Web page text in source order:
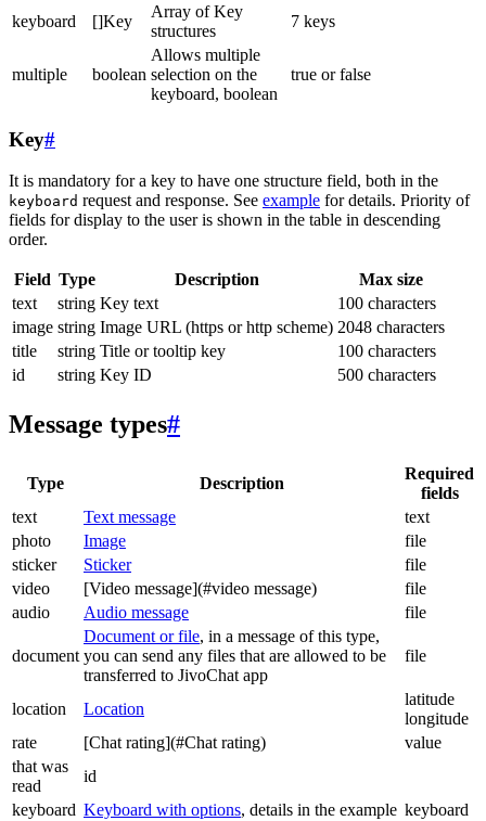
keyboard []Key
Array of Key
structures
7 keys
multiple boolean
Allows multiple
selection on the
keyboard, boolean
true or false
Key#
It is mandatory for a key to have one structure field, both in the
keyboard request and response. See example for details. Priority of
fields for display to the user is shown in the table in descending
order.
Field Type Description
Max size
text
string Key text
100 characters
image string Image URL (https or http scheme) 2048 characters
title
string Title or tooltip key
100 characters
id
string Key ID 500 characters
Message types#
Type Description
Required
fields
text
Text message
text
photo
Image
file
sticker
Sticker
file
video
[Video message](#video message)
file
audio
Audio message file
document
Document or file, in a message of this type,
you can send any files that are allowed to be
transferred to JivoChat app
file
location Location
latitude
longitude
rate
[Chat rating](#Chat rating)
value
that was
read
id
keyboard Keyboard with options, details in the example keyboard